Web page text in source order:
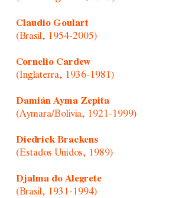
Claudio Goulart
(Brasil, 1954-2005)
Cornelio Cardew
(Inglaterra, 1936-1981)
Damián Ayma Zepita
(Aymara/Bolivia, 1921-1999)
Diedrick Brackens
(Estados Unidos, 1989)
Djalma do Alegrete
(Brasil, 1931-1994)